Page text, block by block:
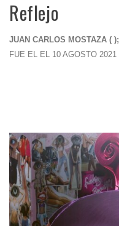
Reflejo
JUAN CARLOS MOSTAZA ( );
FUE EL EL 10 AGOSTO 2021